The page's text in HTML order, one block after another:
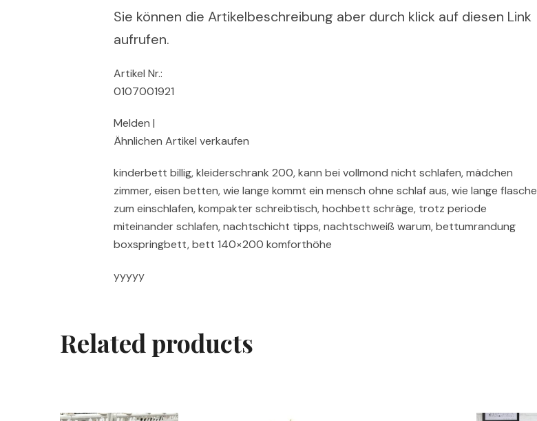
Sie können die Artikelbeschreibung aber durch klick auf diesen Link
aufrufen.
Artikel Nr.:
0107001921
Melden |
Ähnlichen Artikel verkaufen
kinderbett billig, kleiderschrank 200, kann bei vollmond nicht schlafen, mädchen
zimmer, eisen betten, wie lange kommt ein mensch ohne schlaf aus, wie lange flasche
zum einschlafen, kompakter schreibtisch, hochbett schräge, trotz periode
miteinander schlafen, nachtschicht tipps, nachtschweiß warum, bettumrandung
boxspringbett, bett 140×200 komforthöhe
yyyyy
Related products